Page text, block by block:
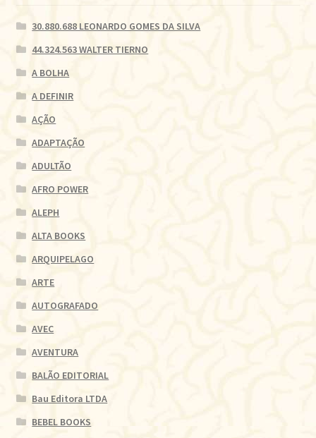
30.880.688 LEONARDO GOMES DA SILVA
44.324.563 WALTER TIERNO
A BOLHA
A DEFINIR
AÇÃO
ADAPTAÇÃO
ADULTÃO
AFRO POWER
ALEPH
ALTA BOOKS
ARQUIPELAGO
ARTE
AUTOGRAFADO
AVEC
AVENTURA
BALÃO EDITORIAL
Bau Editora LTDA
BEBEL BOOKS